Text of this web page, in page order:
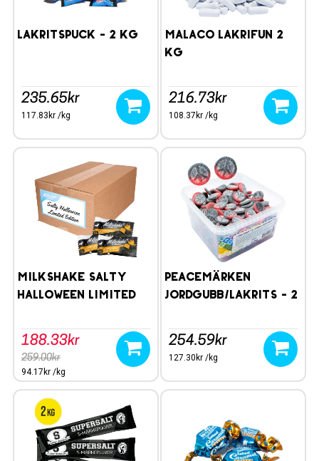
Lakritspuck - 2 kg
235.65kr
117.83kr /kg
Malaco Lakrifun 2
kg
216.73kr
108.37kr /kg
Milkshake Salty
Halloween Limited
188.33kr
259.00kr
94.17kr /kg
Peacemärken
Jordgubb/lakrits - 2
254.59kr
127.30kr /kg